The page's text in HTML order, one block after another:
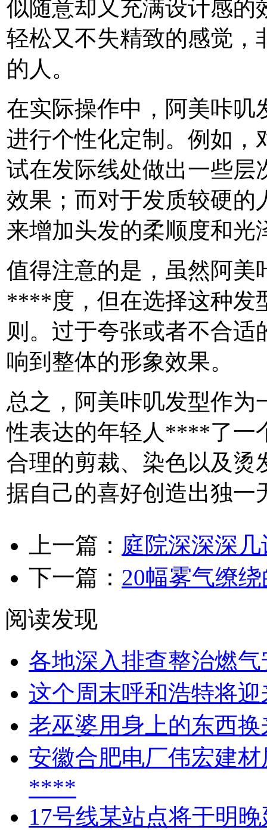
似随意却又充满设计感的
轻松又不失精致的感觉，
的人。
在实际操作中，阿美咔叽
进行个性化定制。例如，
试在发际线处做出一些层
效果；而对于发质较硬的
来增加头发的柔顺度和光
值得注意的是，虽然阿美
****度，但在选择这种发
则。过于夸张或者不合
响到整体的形象效果。
总之，阿美咔叽发型作为
性表达的年轻人****了一
合理的剪裁、染色以及烫
据自己的喜好创造出独一
上一篇： 庭院深深深
下一篇： 20幅雾气缭
阅读发现
各地深入排查整治燃
这个周末呼和浩特将
老巫婆用身上的东西
安徽合肥电厂伟宏建
****
17号线某站点将于明